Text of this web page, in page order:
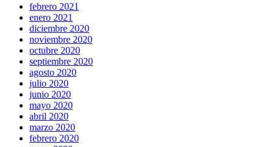
febrero 2021
enero 2021
diciembre 2020
noviembre 2020
octubre 2020
septiembre 2020
agosto 2020
julio 2020
junio 2020
mayo 2020
abril 2020
marzo 2020
febrero 2020